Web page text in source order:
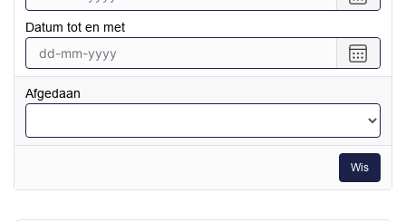
een
vanaf
Datum tot en met
een
tot
en
met
Afgedaan
Wis